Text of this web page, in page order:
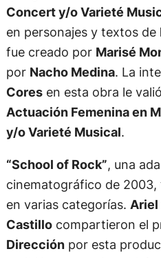
Concert y/o Varieté
en personajes y textos de
fue creado por Marisé
por Nacho Medina. La
Coresen esta obra le
Actuación Femenina en
y/o Varieté Musical.
“School of Rock”, una
cinematográfico de
en varias categorías. Ariel
Castillocompartieron el
Direcciónpor esta